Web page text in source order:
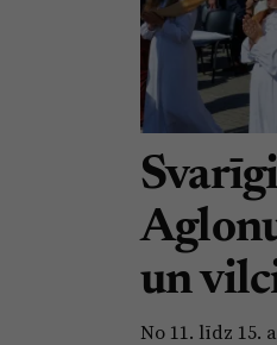
un
No 11. līdz 15.